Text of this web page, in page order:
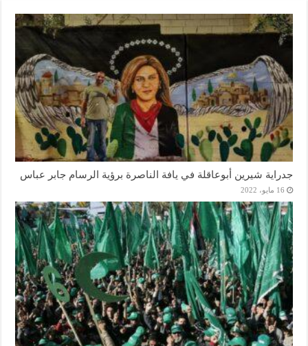
جدراية شيرين أبوعاقلة في يافة الناصرة برؤية الرسام جابر عباس
16 مايو، 2022